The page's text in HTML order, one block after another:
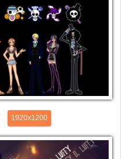
1920x1200